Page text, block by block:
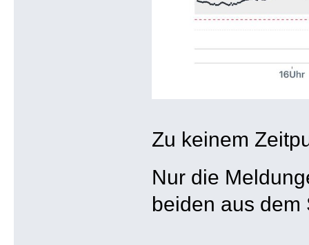
Zu keinem
Nur die
beiden aus dem